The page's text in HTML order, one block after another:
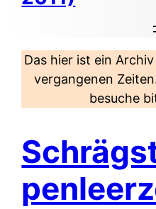
Das hier ist ein
vergangenen
besuche